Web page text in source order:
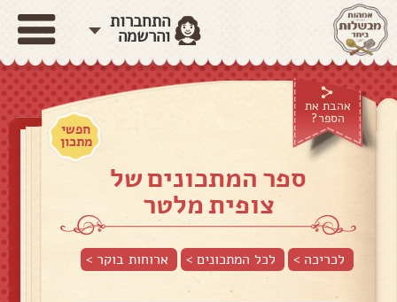
התחברות
והרשמה
אהבת את
הספר?
חפשי
מתכון
ספר המתכונים של
צופית מלטר
לכריכה > לכל המתכונים > ארוחות בוקר >